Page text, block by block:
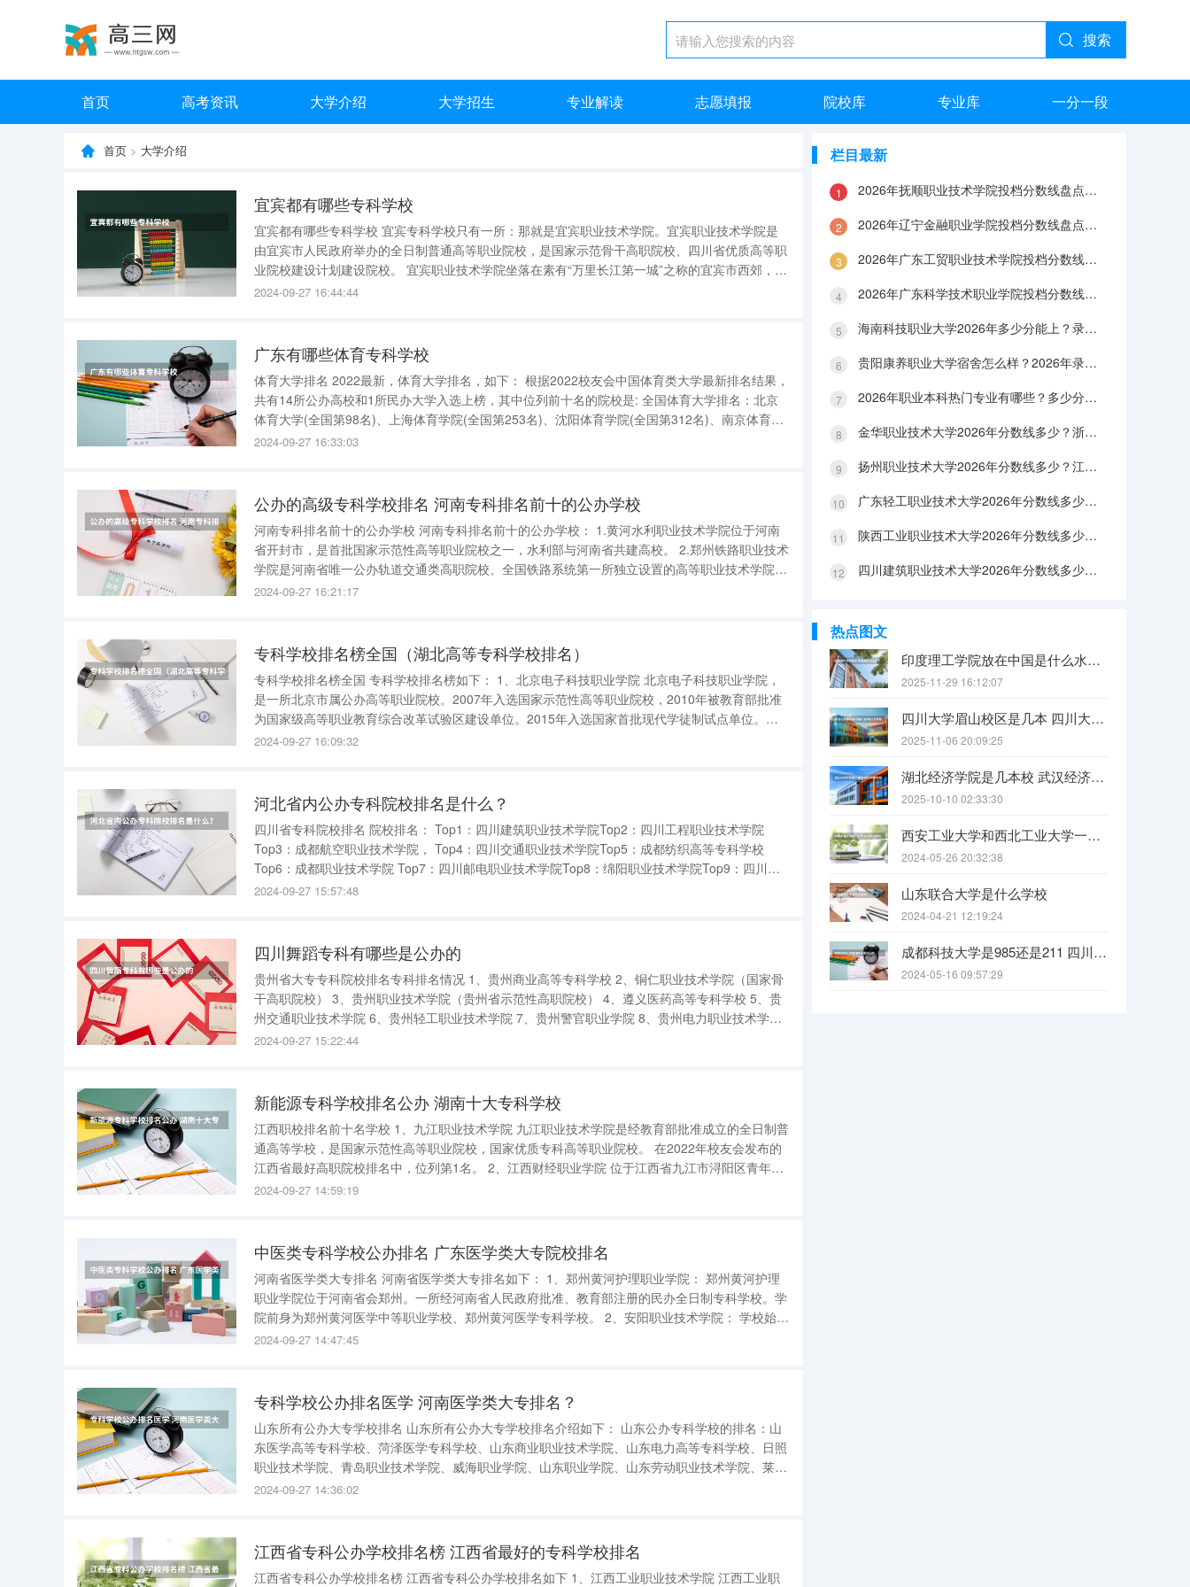
搜索
首页 高考资讯 大学介绍 大学招生 专业解读 志愿填报 院校库 专业库 一分一段
首页 > 大学介绍
宜宾都有哪些专科学校
宜宾都有哪些专科学校 宜宾专科学校只有一所：那就是宜宾职业技术学院。宜宾职业技术学院是
由宜宾市人民政府举办的全日制普通高等职业院校，是国家示范骨干高职院校、四川省优质高等职
业院校建设计划建设院校。 宜宾职业技术学院坐落在素有“万里长江第一城”之称的宜宾市西郊，金
沙江畔，狮子山麓，是一所面向全国招生的公办全日制综合性普通高等院校。 学院在2006年教育
2024-09-27 16:44:44
广东有哪些体育专科学校
体育大学排名 2022最新，体育大学排名，如下： 根据2022校友会中国体育类大学最新排名结果，
共有14所公办高校和1所民办大学入选上榜，其中位列前十名的院校是: 全国体育大学排名：北京
体育大学(全国第98名)、上海体育学院(全国第253名)、沈阳体育学院(全国第312名)、南京体育学
2024-09-27 16:33:03
公办的高级专科学校排名 河南专科排名前十的公办学校
河南专科排名前十的公办学校 河南专科排名前十的公办学校： 1.黄河水利职业技术学院位于河南
省开封市，是首批国家示范性高等职业院校之一，水利部与河南省共建高校。 2.郑州铁路职业技术
学院是河南省唯一公办轨道交通类高职院校、全国铁路系统第一所独立设置的高等职业技术学院。
3.河南工业职业技术学院，是由河南省委教育工委、河南省教育厅统一管理，河南省国防科技工业
2024-09-27 16:21:17
专科学校排名榜全国（湖北高等专科学校排名）
专科学校排名榜全国 专科学校排名榜如下： 1、北京电子科技职业学院 北京电子科技职业学院，
是一所北京市属公办高等职业院校。2007年入选国家示范性高等职业院校，2010年被教育部批准
为国家级高等职业教育综合改革试验区建设单位。2015年入选国家首批现代学徒制试点单位。
2018年入选北京市特色高水平职业院校建设计划 。2019年12月，被教育部、财政部列入国家“双
2024-09-27 16:09:32
河北省内公办专科院校排名是什么？
四川省专科院校排名 院校排名： Top1：四川建筑职业技术学院Top2：四川工程职业技术学院
Top3：成都航空职业技术学院， Top4：四川交通职业技术学院Top5：成都纺织高等专科学校
Top6：成都职业技术学院 Top7：四川邮电职业技术学院Top8：绵阳职业技术学院Top9：四川机
2024-09-27 15:57:48
四川舞蹈专科有哪些是公办的
贵州省大专专科院校排名专科排名情况 1、贵州商业高等专科学校 2、铜仁职业技术学院（国家骨
干高职院校） 3、贵州职业技术学院（贵州省示范性高职院校） 4、遵义医药高等专科学校 5、贵
州交通职业技术学院 6、贵州轻工职业技术学院 7、贵州警官职业学院 8、贵州电力职业技术学院
9、黔南民族医学高等专科学校 10、黔东南民族职业技术学院 11、贵阳职业技术学院 12、黔西南
2024-09-27 15:22:44
新能源专科学校排名公办 湖南十大专科学校
江西职校排名前十名学校 1、九江职业技术学院 九江职业技术学院是经教育部批准成立的全日制普
通高等学校，是国家示范性高等职业院校，国家优质专科高等职业院校。 在2022年校友会发布的
江西省最好高职院校排名中，位列第1名。 2、江西财经职业学院 位于江西省九江市浔阳区青年路
96号，是一所隶属于江西省财政厅的财经类全日制国家骨干高职普通高等专科院校，江西省高水平
2024-09-27 14:59:19
中医类专科学校公办排名 广东医学类大专院校排名
河南省医学类大专排名 河南省医学类大专排名如下： 1、郑州黄河护理职业学院： 郑州黄河护理
职业学院位于河南省会郑州。一所经河南省人民政府批准、教育部注册的民办全日制专科学校。学
院前身为郑州黄河医学中等职业学校、郑州黄河医学专科学校。 2、安阳职业技术学院： 学校始建
于1975年，前身为安阳钢铁公司职工大学。2009年4月升格为安阳职业技术学院。安阳广播电视大
2024-09-27 14:47:45
专科学校公办排名医学 河南医学类大专排名？
山东所有公办大专学校排名 山东所有公办大专学校排名介绍如下： 山东公办专科学校的排名：山
东医学高等专科学校、菏泽医学专科学校、山东商业职业技术学院、山东电力高等专科学校、日照
职业技术学院、青岛职业技术学院、威海职业学院、山东职业学院、山东劳动职业技术学院、莱芜
职业技术学院。 需要注意的是，排名会随时间和评价标准而发生变化，建议在选择学校时，结合
2024-09-27 14:36:02
江西省专科公办学校排名榜 江西省最好的专科学校排名
江西省专科公办学校排名榜 江西省专科公办学校排名如下 1、江西工业职业技术学院 江西工业职
栏目最新
2026年抚顺职业技术学院投档分数线盘点：录取分数、生活与就业指南
2026年辽宁金融职业学院投档分数线盘点：录取分数、生活与就业指南
2026年广东工贸职业技术学院投档分数线盘点：录取分数、生活与就业指南
2026年广东科学技术职业学院投档分数线盘点：录取分数、生活与就业指南
海南科技职业大学2026年多少分能上？录取分数线与生活成本解答
贵阳康养职业大学宿舍怎么样？2026年录取分数、费用及入学手续
2026年职业本科热门专业有哪些？多少分能上？绿牌专业有哪些？
金华职业技术大学2026年分数线多少？浙江考生563分能上吗？机械专业好就业吗？
扬州职业技术大学2026年分数线多少？江苏考生528分能上吗？医养照护好就业吗？
广东轻工职业技术大学2026年分数线多少？广东考生542分能上吗？
陕西工业职业技术大学2026年分数线多少？陕西考生355分能上吗？机械专业好就业吗？
四川建筑职业技术大学2026年分数线多少？四川考生510分能上吗？建筑专业好就业吗？
热点图文
印度理工学院放在中国是什么水平？
2025-11-29 16:12:07
四川大学眉山校区是几本 四川大学锦江学院是几本？咋样？
2025-11-06 20:09:25
湖北经济学院是几本校 武汉经济学院是几本
2025-10-10 02:33:30
西安工业大学和西北工业大学一样吗
2024-05-26 20:32:38
山东联合大学是什么学校
2024-04-21 12:19:24
成都科技大学是985还是211 四川科技大学全国排名
2024-05-16 09:57:29